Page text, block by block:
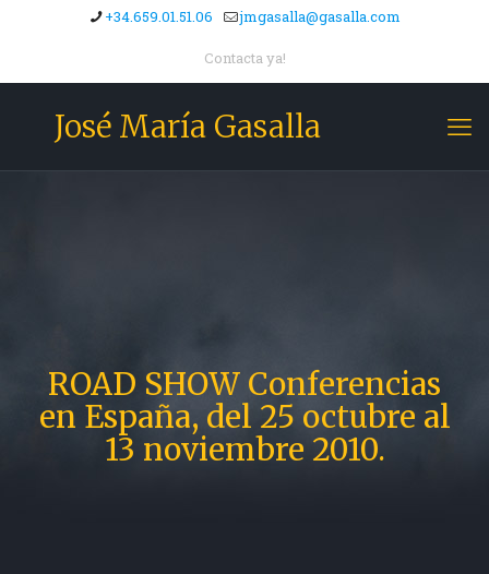
+34.659.01.51.06 jmgasalla@gasalla.com
Contacta ya!
José María Gasalla
ROAD SHOW Conferencias
en España, del 25 octubre al
13 noviembre 2010.